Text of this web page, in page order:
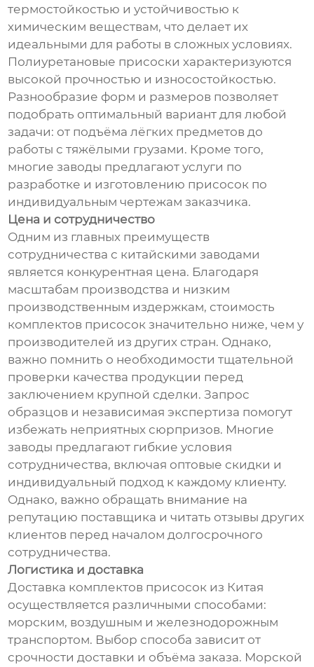
термостойкостью и устойчивостью к
химическим веществам, что делает их
идеальными для работы в сложных условиях.
Полиуретановые присоски характеризуются
высокой прочностью и износостойкостью.
Разнообразие форм и размеров позволяет
подобрать оптимальный вариант для любой
задачи: от подъёма лёгких предметов до
работы с тяжёлыми грузами. Кроме того,
многие заводы предлагают услуги по
разработке и изготовлению присосок по
индивидуальным чертежам заказчика.
Цена и сотрудничество
Одним из главных преимуществ
сотрудничества с китайскими заводами
является конкурентная цена. Благодаря
масштабам производства и низким
производственным издержкам, стоимость
комплектов присосок значительно ниже, чем у
производителей из других стран. Однако,
важно помнить о необходимости тщательной
проверки качества продукции перед
заключением крупной сделки. Запрос
образцов и независимая экспертиза помогут
избежать неприятных сюрпризов. Многие
заводы предлагают гибкие условия
сотрудничества, включая оптовые скидки и
индивидуальный подход к каждому клиенту.
Однако, важно обращать внимание на
репутацию поставщика и читать отзывы других
клиентов перед началом долгосрочного
сотрудничества.
Логистика и доставка
Доставка комплектов присосок из Китая
осуществляется различными способами:
морским, воздушным и железнодорожным
транспортом. Выбор способа зависит от
срочности доставки и объёма заказа. Морской